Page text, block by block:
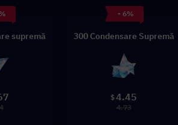
supremă
- 6%
300 Condensare Supremă
$4.45
4.73